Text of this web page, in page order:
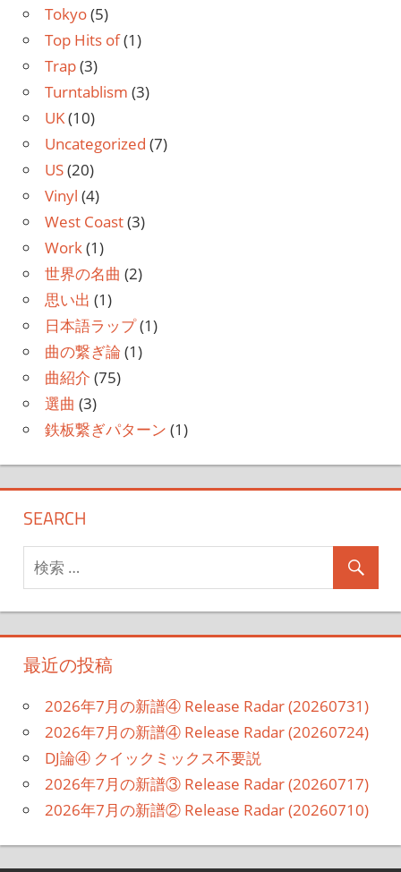
Tokyo(5)
Top Hits of(1)
Trap(3)
Turntablism (3)
UK(10)
Uncategorized (7)
US(20)
Vinyl (4)
West Coast(3)
Work(1)
世界の名曲 (2)
思い出 (1)
日本語ラップ(1)
曲の繋ぎ論 (1)
曲紹介 (75)
選曲 (3)
鉄板繋ぎパターン (1)
SEARCH
最近の投稿
2026年7月の新譜④ Release Radar (20260731)
2026年7月の新譜④ Release Radar (20260724)
DJ論④ クイックミックス不要説
2026年7月の新譜③ Release Radar (20260717)
2026年7月の新譜② Release Radar (20260710)